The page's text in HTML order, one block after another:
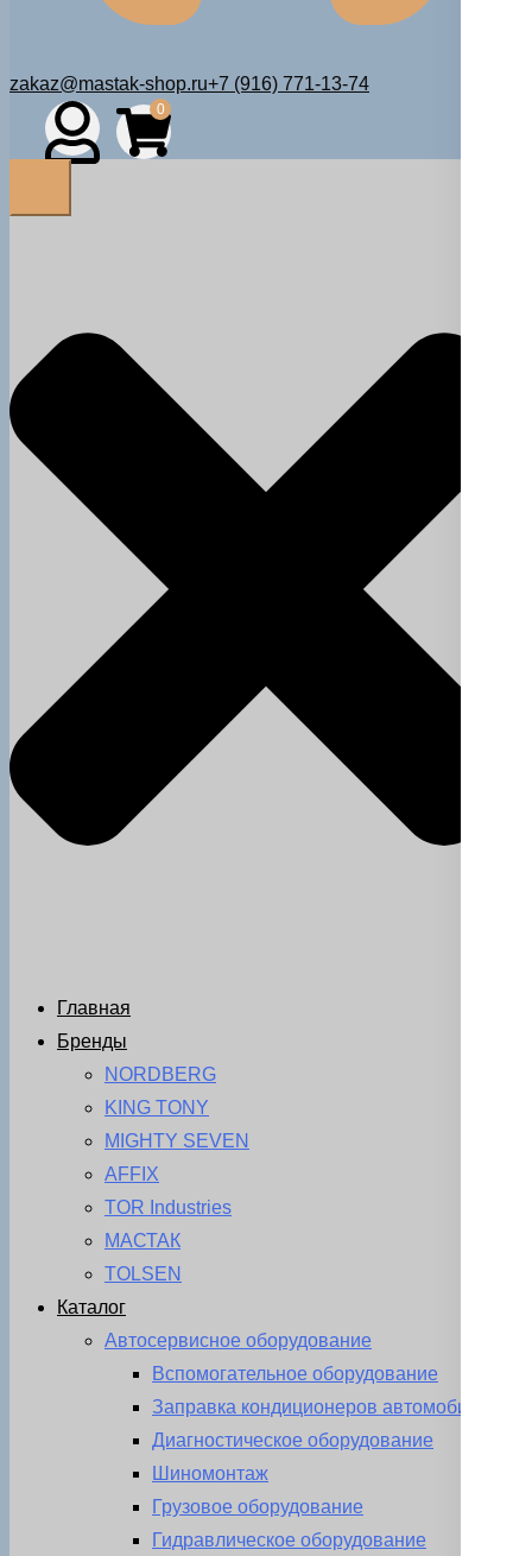
zakaz@mastak-shop.ru+7 (916) 771-13-74
0
Главная
Бренды
NORDBERG
KING TONY
MIGHTY SEVEN
AFFIX
TOR Industries
МАСТАК
TOLSEN
Каталог
Автосервисное оборудование
Вспомогательное оборудование
Заправка кондиционеров автомобиля
Диагностическое оборудование
Шиномонтаж
Грузовое оборудование
Гидравлическое оборудование